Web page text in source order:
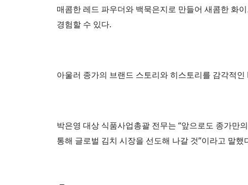
매콤한 레드 파우더와 백묵은지로 만들어 새콤한 화
경험할 수 있다.
아울러 종가의 브랜드 스토리와 히스토리를 감각적
박은영 대상 식품사업총괄 전무는 “앞으로도 종가만
통해 글로벌 김치 시장을 선도해 나갈 것”이라고 말했